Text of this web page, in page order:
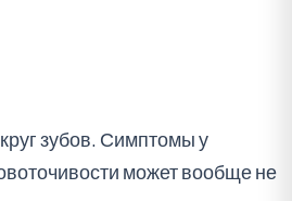
зубов. Симптомы у
может вообще не